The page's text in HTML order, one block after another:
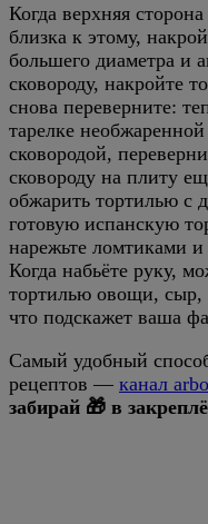
Когда верхняя
близка к этому,
большего диаметра и
сковороду, накройте
снова переверните:
тарелке
сковородой,
сковороду на плиту
обжарить тортилью с
готовую испанскую
нарежьте ломтиками и
Когда набьёте руку,
тортилью овощи, сыр,
что подскажет ваша
Самый удобный
рецептов — канал
забирай 🎁 в